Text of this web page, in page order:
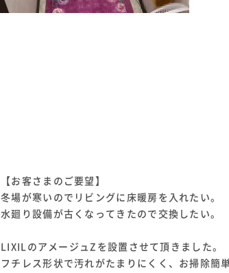
【お客さまのご要望】
冬場が寒いのでリビングに床暖房を入れたい。
水廻り設備が古くなってきたので交換したい。
LIXILのアメージュZを設置させて頂きました。
フチレス形状で汚れがたまりにくく、お掃除簡